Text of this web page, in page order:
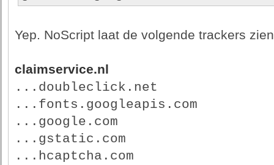
Yep. NoScript laat de volgende trackers
claimservice.nl
...doubleclick.net
...fonts.googleapis.com
...google.com
...gstatic.com
...hcaptcha.com